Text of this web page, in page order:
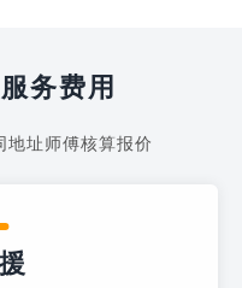
务费用
地址师傅核算报价